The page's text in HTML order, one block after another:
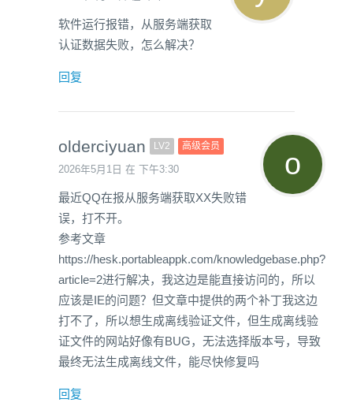
软件运行报错，从服务端获取
认证数据失败，怎么解决？
回复
olderciyuan LV2 高级会员
2026年5月1日 在 下午3:30
最近QQ在报从服务端获取XX失败错
误，打不开。
参考文章
https://hesk.portableappk.com/knowledgebase.php?
article=2进行解决，我这边是能直接访问的，所以
应该是IE的问题？但文章中提供的两个补丁我这边
打不了，所以想生成离线验证文件，但生成离线验
证文件的网站好像有BUG，无法选择版本号，导致
最终无法生成离线文件，能尽快修复吗
回复